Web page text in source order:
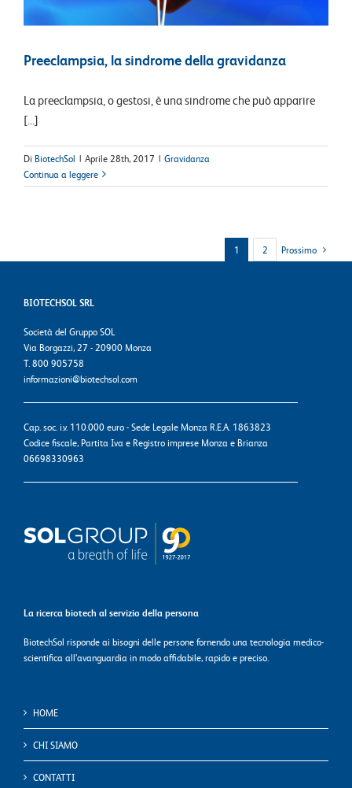
Preeclampsia, la sindrome della gravidanza
La preeclampsia, o gestosi, è una sindrome che può apparire
[...]
Di BiotechSol | Aprile 28th, 2017 | Gravidanza
Continua a leggere
1 2 Prossimo
BIOTECHSOL SRL
Società del Gruppo SOL
Via Borgazzi, 27 - 20900 Monza
T. 800 905758
informazioni@biotechsol.com
Cap. soc. i.v. 110.000 euro - Sede Legale Monza R.E.A. 1863823
Codice fiscale, Partita Iva e Registro imprese Monza e Brianza
06698330963
La ricerca biotech al servizio della persona
BiotechSol risponde ai bisogni delle persone fornendo una tecnologia medico-
scientifica all’avanguardia in modo affidabile, rapido e preciso.
HOME
CHI SIAMO
CONTATTI